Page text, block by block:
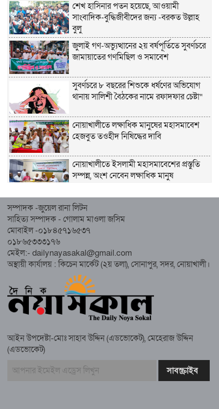
শেখ হাসিনার পতন হয়েছে, আওয়ামী
সাংবাদিক-বুদ্ধিজীবীদের জন্য -বরকত উল্লাহ
বুলু
জুলাই গণ-অভ্যুত্থানের ২য় বর্ষপূর্তিতে সুবর্ণচরে
জামায়াতের গণমিছিল ও সমাবেশ
সুবর্ণচরে ৮ বছরের শিশুকে ধর্ষণের অভিযোগ
থানায় সালিশী বৈঠকের নামে রফাদফার চেষ্টা“
নোয়াখালীতে লক্ষাধিক মানুষের মহাসমাবেশ
হেজবুত তওহীদ নিষিদ্ধের দাবি
নোয়াখালীতে ইসলামী মহাসমাবেশের প্রস্তুতি
সম্পন্ন, অংশ নেবেন লক্ষাধিক মানুষ
নোয়াখালীতে ইসলামী ছাত্রশিবিরের ‘অদম্য
জুলাই’ মিছিল
চেয়ারম্যান গ্রেপ্তার
গাউসিয়া কমিটির সম্পাদক কামাল হোসাইনের
স্মরণ সভায় মিলাদ ও দোয়া
কামরুল কাননের ছবি বিকৃত করে অপপ্রচারের
বাংলাদেশ আজ দুই ভাগে বিভক্ত—একটি
সম্পাদক -জুয়েল রানা লিটন
সাহিত্য সম্পাদক - গোলাম মাওলা জসিম
মোবাইল -০১৮৪৫৭১৬৫৩৭
০১৮৬৫৩৩৩১৭৬
মেইল:- dailynayasakal@gmail.com
অস্থায়ী কার্যালয় : কিচেন মার্কেট (২য় তলা), সোনাপুর, সদর, নোয়াখালী।
আইন উপদেষ্টা-মোঃ সাহাব উদ্দিন (এডভোকেট), মেহেরাজ উদ্দিন
(এডভোকেট)